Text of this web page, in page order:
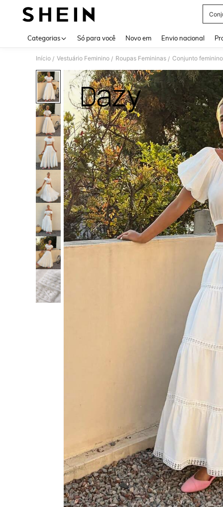
Categorias Só para você Novo em Envio nacional
Início / Vestuário Feminino / Roupas Femininas / Conjunto feminino